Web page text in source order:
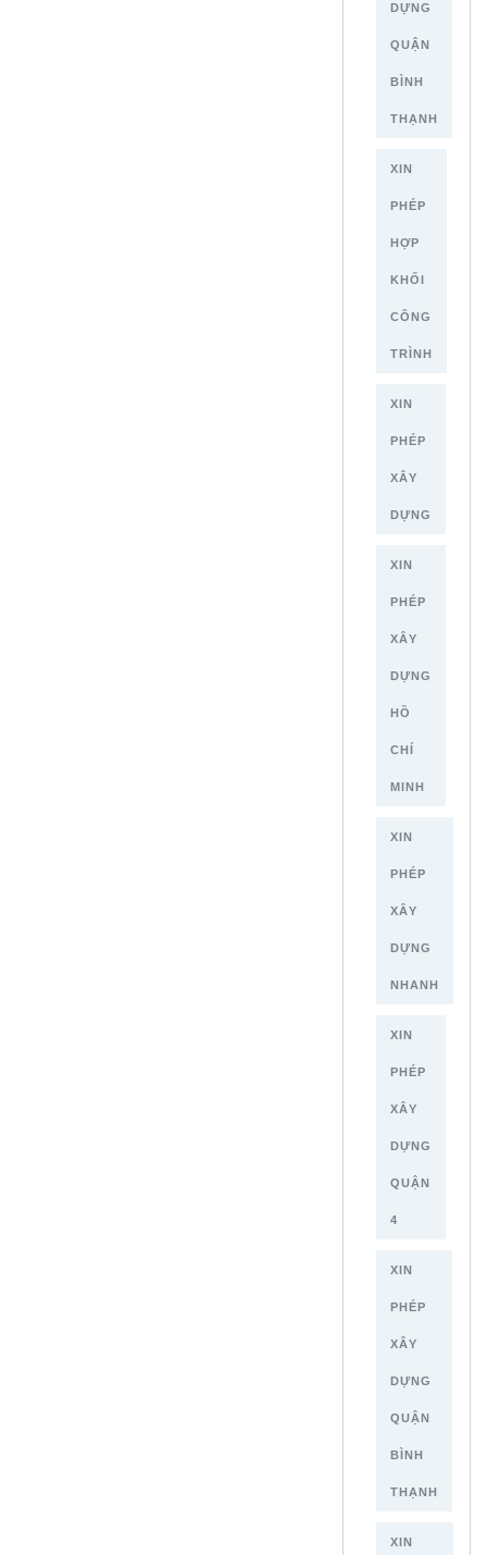
DỰNG
QUẬN
BÌNH
THẠNH
XIN
PHÉP
HỢP
KHỐI
CÔNG
TRÌNH
XIN
PHÉP
XÂY
DỰNG
XIN
PHÉP
XÂY
DỰNG
HỒ
CHÍ
MINH
XIN
PHÉP
XÂY
DỰNG
NHANH
XIN
PHÉP
XÂY
DỰNG
QUẬN
4
XIN
PHÉP
XÂY
DỰNG
QUẬN
BÌNH
THẠNH
XIN